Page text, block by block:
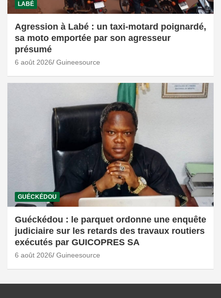
LABÉ
Agression à Labé : un taxi-motard poignardé,
sa moto emportée par son agresseur
présumé
6 août 2026 Guineesource
GUÉCKÉDOU
Guéckédou : le parquet ordonne une enquête
judiciaire sur les retards des travaux routiers
exécutés par GUICOPRES SA
6 août 2026 Guineesource